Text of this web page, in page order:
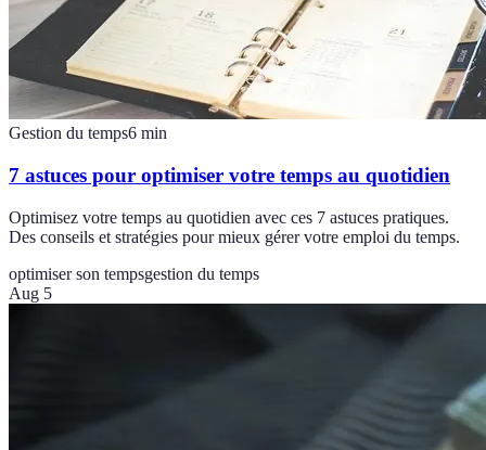
Gestion du temps6 min
7 astuces pour optimiser votre temps au quotidien
Optimisez votre temps au quotidien avec ces 7 astuces pratiques.
Des conseils et stratégies pour mieux gérer votre emploi du temps.
optimiser son tempsgestion du temps
Aug 5